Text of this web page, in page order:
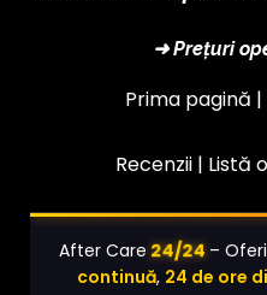
➜ Prețuri
Prima pagină |
Recenzii | Listă
After Care 24/24–
continuă, 24 de ore